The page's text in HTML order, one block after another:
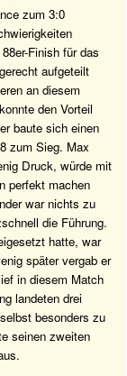
zum 3:0
Finish für das
aufgeteilt
an diesem
den Vorteil
baute sich einen
zum Sieg. Max
Druck, würde mit
perfekt machen
war nichts zu
die Führung.
hatte, war
später vergab er
in diesem Match
landeten drei
besonders zu
seinen zweiten